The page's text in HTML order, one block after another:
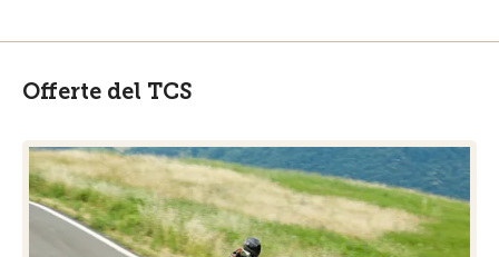
Offerte del TCS